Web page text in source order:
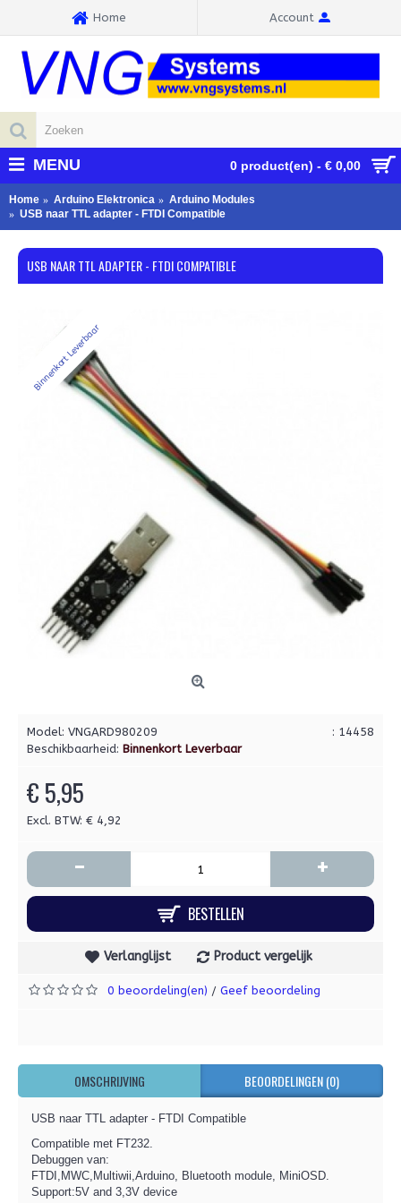
Home Account
0 product(en) - € 0,00
MENU
Home Arduino Elektronica
Arduino Modules
USB naar TTL adapter - FTDI Compatible
USB NAAR TTL ADAPTER - FTDI COMPATIBLE
Binnenkort Leverbaar
: 14458
Model: VNGARD980209
Beschikbaarheid: Binnenkort Leverbaar
€ 5,95
Excl. BTW: € 4,92
- +
BESTELLEN
Verlanglijst Product vergelijk
0 beoordeling(en) / Geef beoordeling
OMSCHRIJVING BEOORDELINGEN (0)
USB naar TTL adapter - FTDI Compatible
Compatible met FT232.
Debuggen van:
FTDI,MWC,Multiwii,Arduino, Bluetooth module, MiniOSD.
Support:5V and 3,3V device